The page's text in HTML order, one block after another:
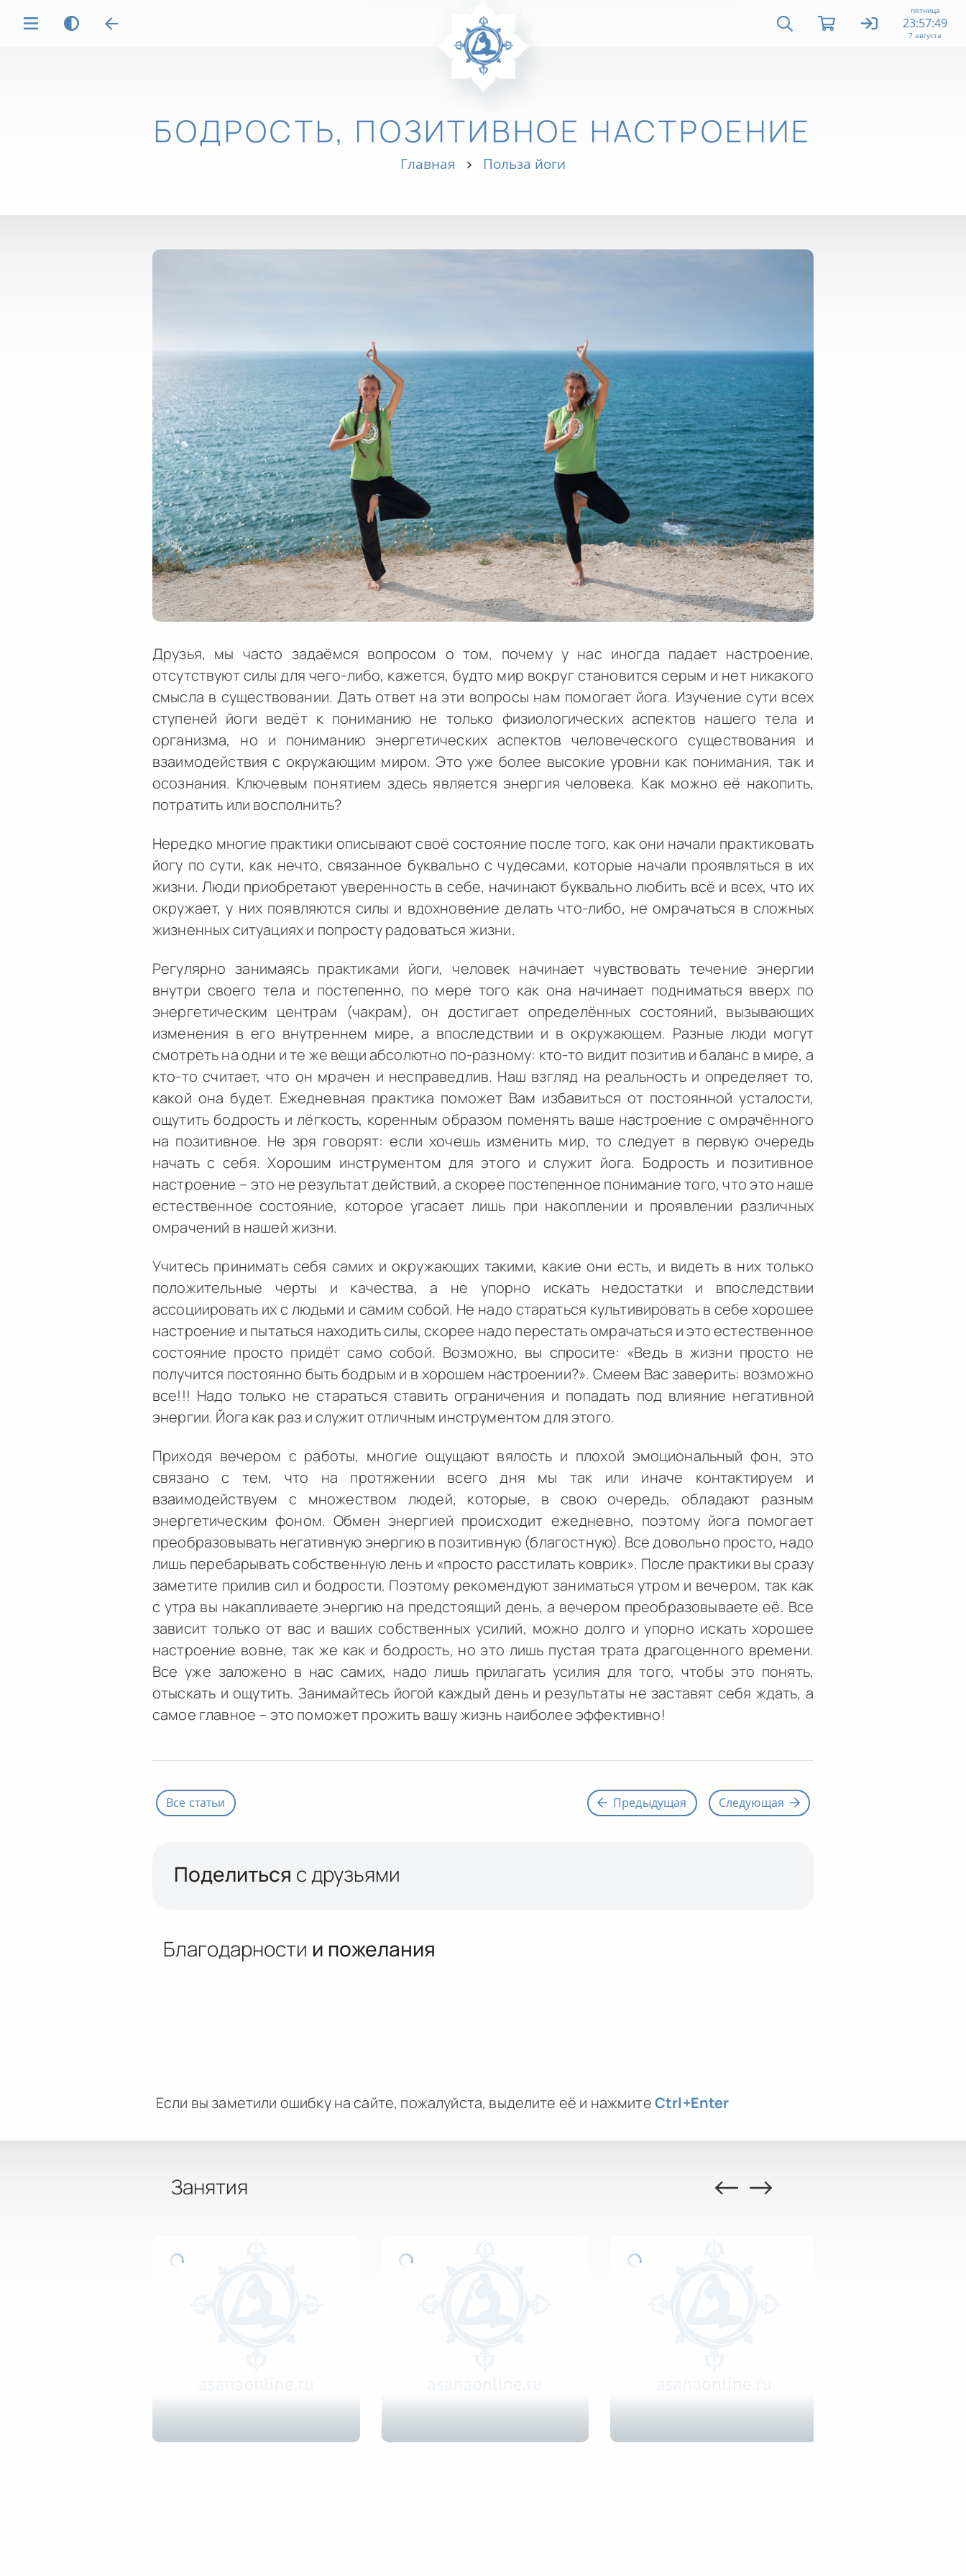
пятница
23:57:50
7 августа
БОДРОСТЬ, ПОЗИТИВНОЕ НАСТРОЕНИЕ
Главная Польза йоги
Друзья, мы часто задаёмся вопросом о том, почему у нас иногда падает настроение,
отсутствуют силы для чего-либо, кажется, будто мир вокруг становится серым и нет никакого
смысла в существовании. Дать ответ на эти вопросы нам помогает йога. Изучение сути всех
ступеней йоги ведёт к пониманию не только физиологических аспектов нашего тела и
организма, но и пониманию энергетических аспектов человеческого существования и
взаимодействия с окружающим миром. Это уже более высокие уровни как понимания, так и
осознания. Ключевым понятием здесь является энергия человека. Как можно её накопить,
потратить или восполнить?
Нередко многие практики описывают своё состояние после того, как они начали практиковать
йогу по сути, как нечто, связанное буквально с чудесами, которые начали проявляться в их
жизни. Люди приобретают уверенность в себе, начинают буквально любить всё и всех, что их
окружает, у них появляются силы и вдохновение делать что-либо, не омрачаться в сложных
жизненных ситуациях и попросту радоваться жизни.
Регулярно занимаясь практиками йоги, человек начинает чувствовать течение энергии
внутри своего тела и постепенно, по мере того как она начинает подниматься вверх по
энергетическим центрам (чакрам), он достигает определённых состояний, вызывающих
изменения в его внутреннем мире, а впоследствии и в окружающем. Разные люди могут
смотреть на одни и те же вещи абсолютно по-разному: кто-то видит позитив и баланс в мире, а
кто-то считает, что он мрачен и несправедлив. Наш взгляд на реальность и определяет то,
какой она будет. Ежедневная практика поможет Вам избавиться от постоянной усталости,
ощутить бодрость и лёгкость, коренным образом поменять ваше настроение с омрачённого
на позитивное. Не зря говорят: если хочешь изменить мир, то следует в первую очередь
начать с себя. Хорошим инструментом для этого и служит йога. Бодрость и позитивное
настроение – это не результат действий, а скорее постепенное понимание того, что это наше
естественное состояние, которое угасает лишь при накоплении и проявлении различных
омрачений в нашей жизни.
Учитесь принимать себя самих и окружающих такими, какие они есть, и видеть в них только
положительные черты и качества, а не упорно искать недостатки и впоследствии
ассоциировать их с людьми и самим собой. Не надо стараться культивировать в себе хорошее
настроение и пытаться находить силы, скорее надо перестать омрачаться и это естественное
состояние просто придёт само собой. Возможно, вы спросите: «Ведь в жизни просто не
получится постоянно быть бодрым и в хорошем настроении?». Смеем Вас заверить: возможно
все!!! Надо только не стараться ставить ограничения и попадать под влияние негативной
энергии. Йога как раз и служит отличным инструментом для этого.
Приходя вечером с работы, многие ощущают вялость и плохой эмоциональный фон, это
связано с тем, что на протяжении всего дня мы так или иначе контактируем и
взаимодействуем с множеством людей, которые, в свою очередь, обладают разным
энергетическим фоном. Обмен энергией происходит ежедневно, поэтому йога помогает
преобразовывать негативную энергию в позитивную (благостную). Все довольно просто, надо
лишь перебарывать собственную лень и «просто расстилать коврик». После практики вы сразу
заметите прилив сил и бодрости. Поэтому рекомендуют заниматься утром и вечером, так как
с утра вы накапливаете энергию на предстоящий день, а вечером преобразовываете её. Все
зависит только от вас и ваших собственных усилий, можно долго и упорно искать хорошее
настроение вовне, так же как и бодрость, но это лишь пустая трата драгоценного времени.
Все уже заложено в нас самих, надо лишь прилагать усилия для того, чтобы это понять,
отыскать и ощутить. Занимайтесь йогой каждый день и результаты не заставят себя ждать, а
самое главное – это поможет прожить вашу жизнь наиболее эффективно!
Предыдущая Следующая
Все статьи
Поделиться с друзьями
Благодарности и пожелания
Если вы заметили ошибку на сайте, пожалуйста, выделите её и нажмитеCtrl+Enter
Занятия